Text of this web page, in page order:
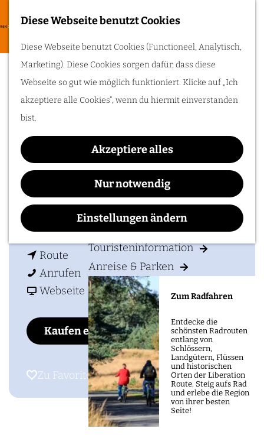
Diese Webseite benutzt Cookies
Diese Webseite benutzt Cookies (Functioneel, Analytisch,
Marketing). Diese Cookies sorgen dafür, dass diese
Webseite so gut wie möglich funktioniert. Klicke auf „Ich
akzeptiere alle Cookies“, wenn du hiermit einverstanden
bist.
Akzeptiere alles
Nur notwendig
Einstellungen ändern
e
M
e
n
ü
schönsten Radrouten
Schlössern,
und historischen
Route. Steig aufs Rad
Unterkünften
Zugänglichkeit
Touristeninformation
Anreise & Parken
Zum Radfahren
Entdecke die
schönsten Radrouten
entlang von
Schlössern,
Landgütern, Flüssen
und historischen
Orten der Liberation
Route. Steig aufs Rad
und erlebe die Region
von ihrer besten
Seite!
Het Nationale Park de
Hoge Veluwe
Kontakt
Houtkampweg 9
6731 AVOtterlo
Route planenb
s
H
e
t
N
a
t
i
o
n
Route
i
s
e
t
a
t
Anrufen
e
N
a
i
o
Webseite a
b
H
e
N
a
Kaufen eintrittskarten
Zu Favoriten hinzufügen
Zu Favoriten hinzufügen